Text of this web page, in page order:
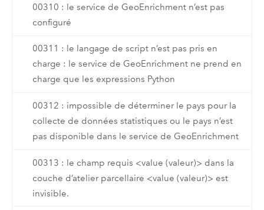
00310 : le service de GeoEnrichment n’est pas
configuré
00311 : le langage de script n’est pas pris en
charge : le service de GeoEnrichment ne prend en
charge que les expressions Python
00312 : impossible de déterminer le pays pour la
collecte de données statistiques ou le pays n’est
pas disponible dans le service de GeoEnrichment
00313 : le champ requis <value (valeur)> dans la
couche d’atelier parcellaire <value (valeur)> est
invisible.